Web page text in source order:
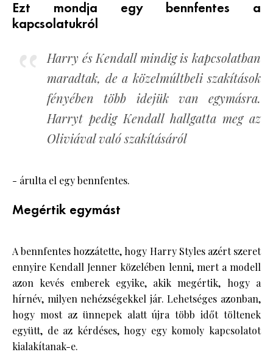
Ezt mondja egy bennfentes a
kapcsolatukról
Harry és Kendall mindig is kapcsolatban
maradtak, de a közelmúltbeli szakítások
fényében több idejük van egymásra.
Harryt pedig Kendall hallgatta meg az
Oliviával való szakításáról
- árulta el egy bennfentes.
Megértik egymást
A bennfentes hozzátette, hogy Harry Styles azért szeret
ennyireKendall Jenner közelében lenni, mert a modell
azon kevés emberek egyike, akik megértik, hogy a
hírnév, milyen nehézségekkel jár. Lehetséges azonban,
hogy most az ünnepek alatt újra több időt töltenek
együtt, de az kérdéses, hogy egy komoly kapcsolatot
kialakítanak-e.